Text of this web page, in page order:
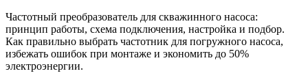
Частотный преобразователь для скважинного насоса:
принцип работы, схема подключения, настройка и подбор.
Как правильно выбрать частотник для погружного насоса,
избежать ошибок при монтаже и экономить до 50%
электроэнергии.